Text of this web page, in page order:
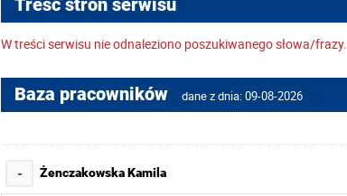
Treść stron serwisu
W treści serwisu nie odnaleziono poszukiwanego słowa/frazy.
Baza pracowników dane z dnia: 09-08-2026
- Żenczakowska Kamila